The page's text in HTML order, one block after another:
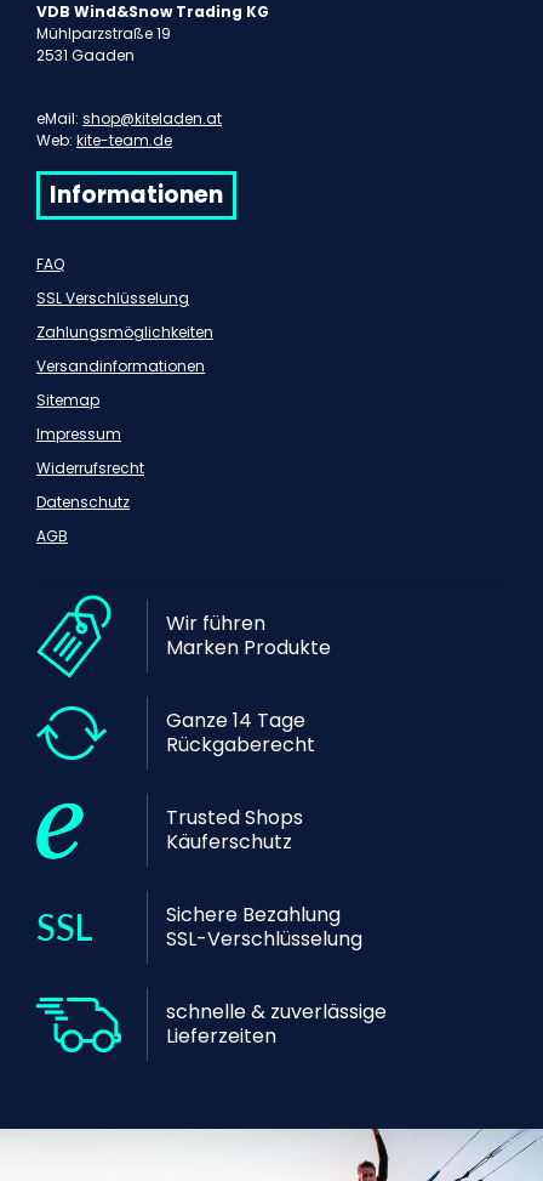
VDB Wind&Snow Trading KG
Mühlparzstraße 19
2531 Gaaden
eMail: shop@kiteladen.at
Web: kite-team.de
Informationen
FAQ
SSL Verschlüsselung
Zahlungsmöglichkeiten
Versandinformationen
Sitemap
Impressum
Widerrufsrecht
Datenschutz
AGB
Wir führen
Marken Produkte
Ganze 14 Tage
Rückgaberecht
Trusted Shops
Käuferschutz
Sichere Bezahlung
SSL-Verschlüsselung
schnelle & zuverlässige
Lieferzeiten